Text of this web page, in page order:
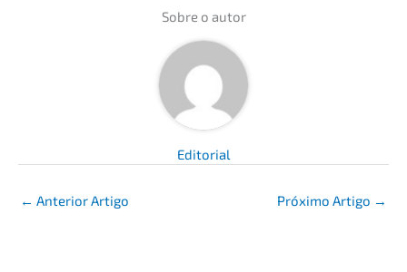
Sobre o autor
Edito­ri­al
← Anterior Artigo Próxi­mo Artigo →